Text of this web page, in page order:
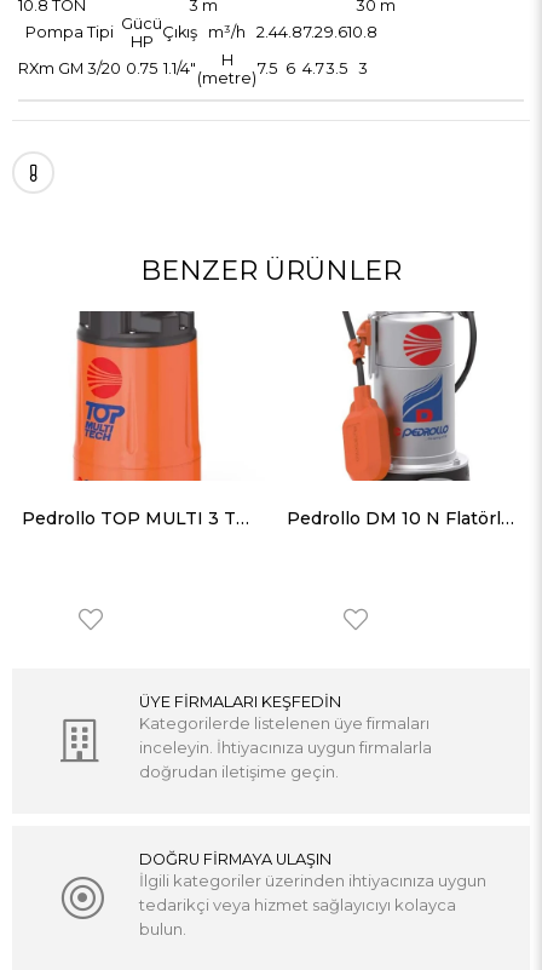
10.8 TON 3 m
30 m
Pompa Tipi Gücü
HP
Çıkış m³/h 2.44.87.29.610.8
RXm GM 3/20 0.75 1.1/4"
H
(metre)
7.5 6 4.73.5 3
BENZER ÜRÜNLER
Pedrollo TOP MULTI 3 TECH Otomatik Hidroforlu Drenaj Dalgıç Pompa Pedrollo DM 10 N Flatörlü Paslanmaz Gövdeli Drenaj Dalgıç Pompa
ÜYE FİRMALARI KEŞFEDİN
Kategorilerde listelenen üye firmaları
inceleyin. İhtiyacınıza uygun firmalarla
doğrudan iletişime geçin.
DOĞRU FİRMAYA ULAŞIN
İlgili kategoriler üzerinden ihtiyacınıza uygun
tedarikçi veya hizmet sağlayıcıyı kolayca
bulun.